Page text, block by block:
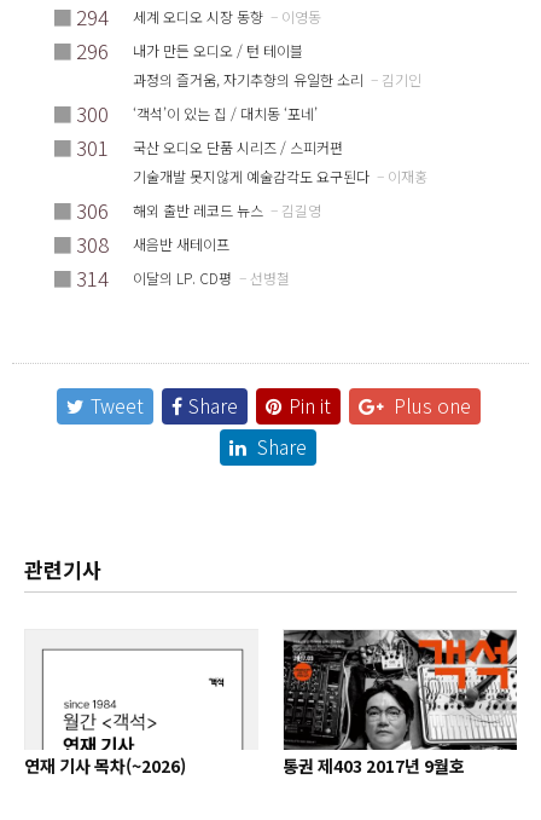
■ 294 세계 오디오 시장 동향 – 이영동
■ 296
내가 만든 오디오 / 턴 테이블
과정의 즐거움, 자기추향의 유일한 소리 – 김기인
■ 300 ‘객석’이 있는 집 / 대치동 ‘포네’
■ 301
국산 오디오 단품 시리즈 / 스피커편
기술개발 못지않게 예술감각도 요구된다 – 이재홍
■ 306 해외 출반 레코드 뉴스 – 김길영
■ 308 새음반 새테이프
■ 314 이달의 LP. CD평 – 선병철
Tweet Share Pin it
Plus one
Share
관련기사
연재 기사 목차(~2026) 통권 제403 2017년 9월호